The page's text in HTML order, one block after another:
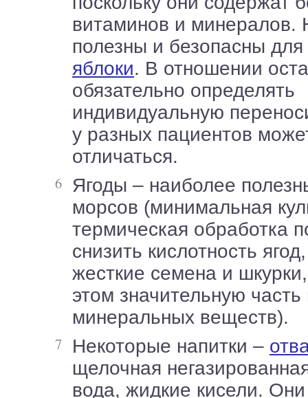
витаминов и минералов.
полезны и безопасны
яблоки. В отношении
обязательно определять
индивидуальную
у разных пациентов
отличаться.
Ягоды – наиболее полезны в виде
морсов (минимальная
термическая обработка
снизить кислотность
жесткие семена и
этом значительную
минеральных веществ).
Некоторые напитки –
щелочная
вода, жидкие кисели.